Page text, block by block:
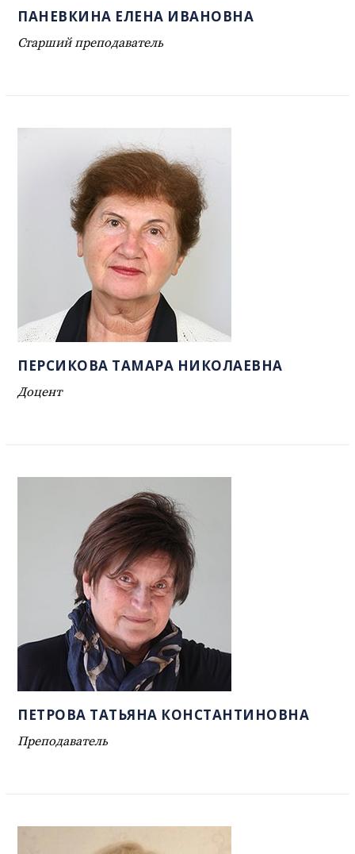
ПАНЕВКИНА ЕЛЕНА ИВАНОВНА
Старший преподаватель
ПЕРСИКОВА ТАМАРА НИКОЛАЕВНА
Доцент
ПЕТРОВА ТАТЬЯНА КОНСТАНТИНОВНА
Преподаватель